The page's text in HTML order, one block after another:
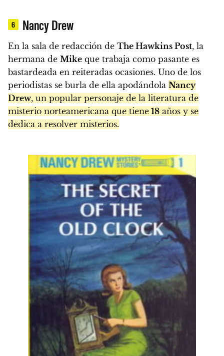
6 Nancy Drew
En la sala de redacción de The Hawkins Post, la
hermana de Mike que trabaja como pasante es
bastardeada en reiteradas ocasiones. Uno de los
periodistas se burla de ella apodándola Nancy
Drew, un popular personaje de la literatura de
misterio norteamericana que tiene 18 años y se
dedica a resolver misterios.